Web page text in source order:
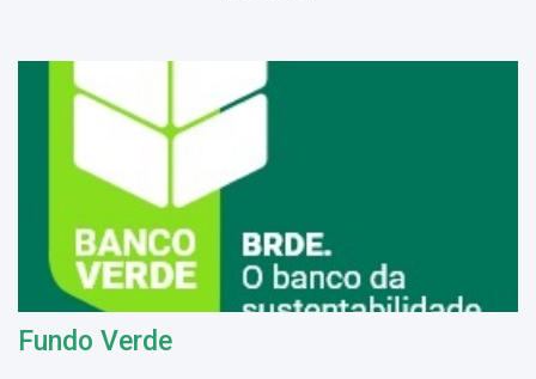
Fundo Verde